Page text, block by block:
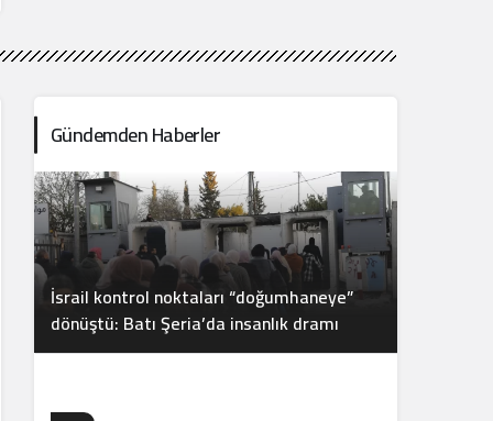
Gündemden Haberler
İsrail kontrol noktaları “doğumhaneye”
dönüştü: Batı Şeria’da insanlık dramı